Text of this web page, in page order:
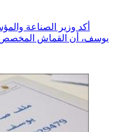
أكد وزير الصناعة
يوسف، أن القماش المخصص